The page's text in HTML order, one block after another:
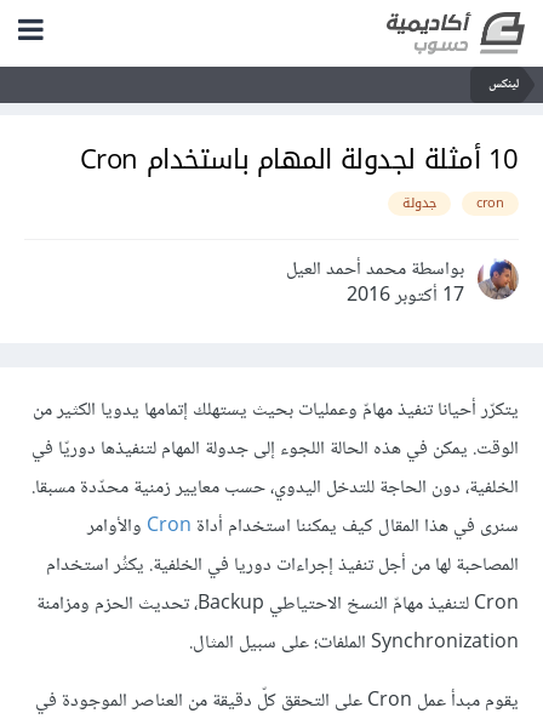
لينكس
10 أمثلة لجدولة المهام باستخدام Cron
cron جدولة
بواسطة محمد أحمد العيل
17 أكتوبر 2016
يتكرّر أحيانا تنفيذ مهامّ وعمليات بحيث يستهلك إتمامها يدويا الكثير من
الوقت. يمكن في هذه الحالة اللجوء إلى جدولة المهام لتنفيذها دوريّا في
الخلفية، دون الحاجة للتدخل اليدوي، حسب معايير زمنية محدّدة مسبقا.
سنرى في هذا المقال كيف يمكننا استخدام أداة Cron والأوامر
المصاحبة لها من أجل تنفيذ إجراءات دوريا في الخلفية. يكثُر استخدام
Cron لتنفيذ مهامّ النسخ الاحتياطي Backup، تحديث الحزم ومزامنة
Synchronization الملفات؛ على سبيل المثال.
يقوم مبدأ عمل Cron على التحقق كلّ دقيقة من العناصر الموجودة في